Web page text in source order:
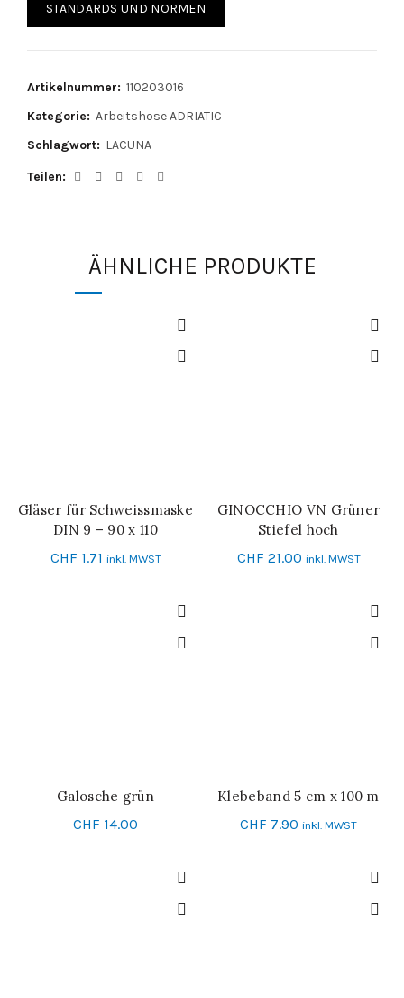
STANDARDS UND NORMEN
Artikelnummer: 110203016
Kategorie: Arbeitshose ADRIATIC
Schlagwort: LACUNA
Teilen
ÄHNLICHE PRODUKTE
IN DEN WARENKORB
Gläser für Schweissmaske
DIN 9 – 90 x 110
CHF 1.71 inkl. MWST
SCHNELL-EINKAUF
GINOCCHIO VN Grüner
Stiefel hoch
CHF 21.00 inkl. MWST
SCHNELL-EINKAUF
Galosche grün
CHF 14.00
IN DEN WARENKORB
Klebeband 5 cm x 100 m
CHF 7.90 inkl. MWST